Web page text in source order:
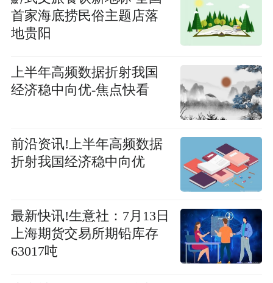
首家海底捞民俗主题店落
地贵阳
上半年高频数据折射我国
经济稳中向优-焦点快看
前沿资讯!上半年高频数据
折射我国经济稳中向优
最新快讯!生意社：7月13日
上海期货交易所期铅库存
63017吨